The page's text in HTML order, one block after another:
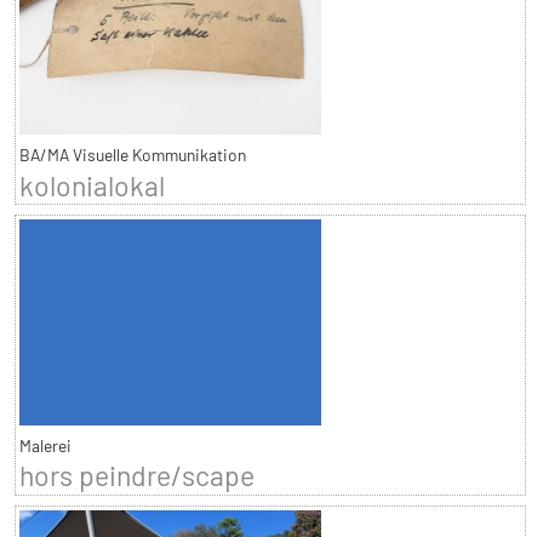
BA/MA Visuelle Kommunikation
kolonialokal
Malerei
hors peindre/scape